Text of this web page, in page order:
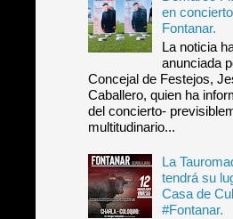
en
Fontanar.
La noticia
anunciada
Concejal de Festejos,
Caballero, quien ha
del concierto-
multitudinario...
La
tendrá su
Casa de
#Fontanar.